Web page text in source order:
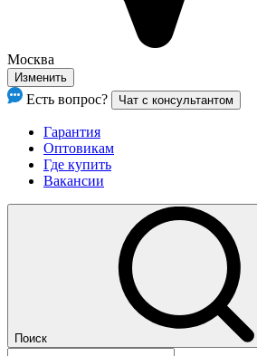
Москва
Изменить
Есть вопрос? Чат с консультантом
Гарантия
Оптовикам
Где купить
Вакансии
Поиск